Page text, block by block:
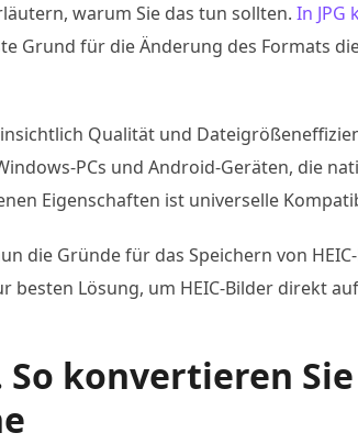
warum Sie das tun sollten. In JPG
Grund für die Änderung des Formats
Qualität und
PCs und Android-Geräten, die
Eigenschaften ist universelle
die Gründe für das Speichern von
besten Lösung, um HEIC-Bilder direkt
So konvertieren Sie